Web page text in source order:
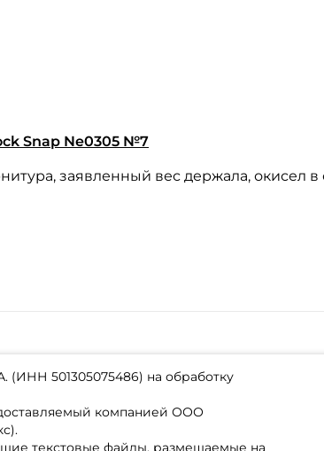
Snap Ne0305 №7
заявленный вес держала, окисел в
(ИНН 501305075486) на обработку
компанией ООО
текстовые файлы, размещаемые на
на